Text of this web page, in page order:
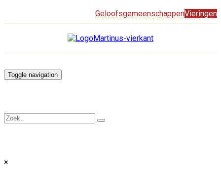
GeloofsgemeenschappenVieringen
Toggle navigation
×